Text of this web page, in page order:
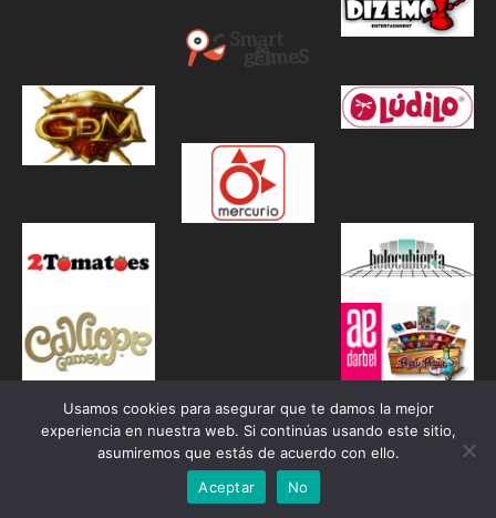
Proudly powered by WordPress|Theme: Awaken by
Usamos cookies para asegurar que te damos la mejor
experiencia en nuestra web. Si continúas usando este sitio,
asumiremos que estás de acuerdo con ello.
Aceptar
No